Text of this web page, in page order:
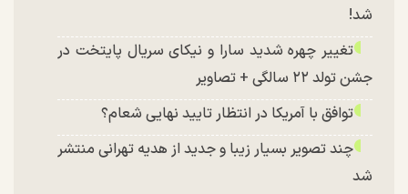
شد!
تغییر چهره شدید سارا و نیکای سریال پایتخت در
جشن تولد ۲۲ سالگی + تصاویر
توافق با آمریکا در انتظار تایید نهایی شعام؟
چند تصویر بسیار زیبا و جدید از هدیه تهرانی منتشر
شد